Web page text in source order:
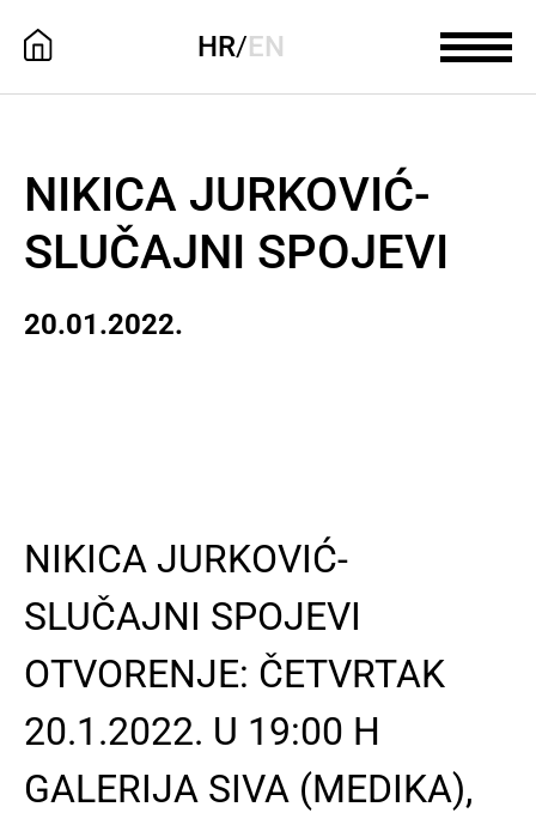
HR/EN
NIKICA JURKOVIĆ-
SLUČAJNI SPOJEVI
20.01.2022.
NIKICA JURKOVIĆ-
SLUČAJNI SPOJEVI
OTVORENJE: ČETVRTAK
20.1.2022. U 19:00 H
GALERIJA SIVA (MEDIKA),